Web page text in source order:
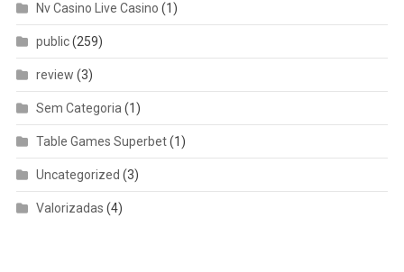
Nv Casino Live Casino (1)
public(259)
review (3)
Sem Categoria(1)
Table Games Superbet(1)
Uncategorized (3)
Valorizadas (4)